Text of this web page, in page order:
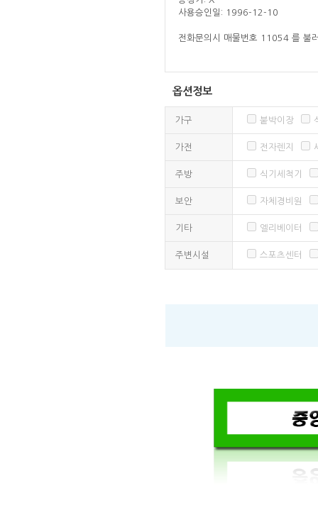
사용승인일: 1996-12-10
전화문의시 매물번호 11054 를 불
옵션정보
가구 붙박이장
가전 전자렌지
주방 식기세척기
보안 자체경비원
기타 엘리베이터
주변시설 스포츠센터